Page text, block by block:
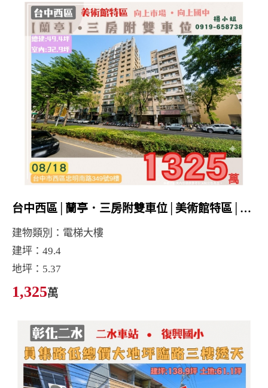
台中西區│蘭亭．三房附雙車位│美術館特區│向上市場│向上國中
建物類別：電梯大樓
建坪：49.4
地坪：5.37
1,325萬